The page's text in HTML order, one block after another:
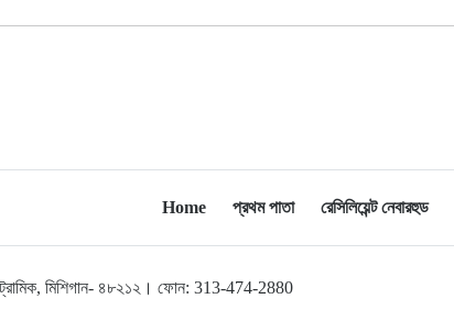
প্রেস ব্রিফিং
শেখ হাসিনার সঙ্গে সংবাদ সম্মেলনে
১৪
Home প্রথম পাতা রেসিলিয়েন্ট নেবারহুড
মিশিগান- ৪৮২১২। ফোন: 313-474-2880